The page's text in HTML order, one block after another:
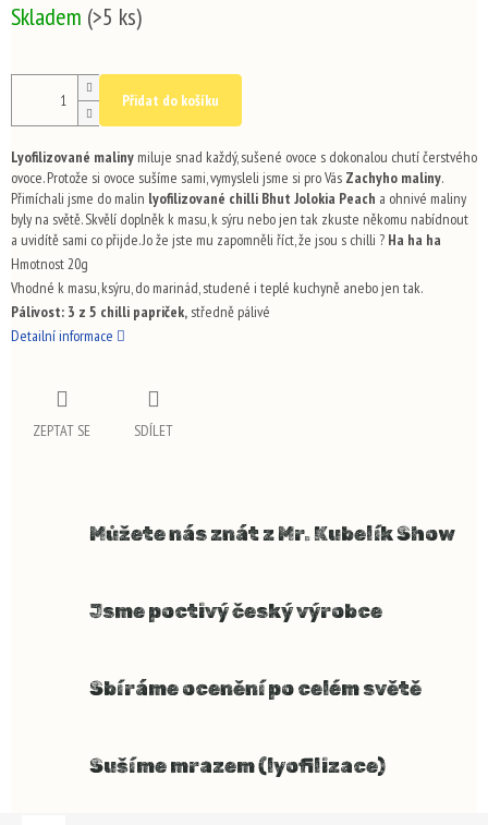
cena:
Skladem (>5 ks)
Přidat do košíku
Lyofilizované maliny miluje snad každý, sušené ovoce s dokonalou chutí čerstvého
ovoce. Protože si ovoce sušíme sami, vymysleli jsme si pro Vás Zachyho maliny
Přimíchali jsme do malin lyofilizované chilli Bhut Jolokia Peach a ohnivé maliny
byly na světě. Skvělí doplněk k masu, k sýru nebo jen tak zkuste někomu nabídnout
a uvidítě sami co přijde. Jo že jste mu zapomněli říct, že jsou s chilli ? Ha ha ha
Hmotnost 20g
Vhodné k masu, ksýru, do marinád, studené i teplé kuchyně anebo jen tak.
Pálivost: 3 z 5 chilli papriček, středně pálivé
Detailní informace
ZEPTAT SE SDÍLET
Můžete nás znát z Mr. Kubelík Show
Jsme poctivý český výrobce
Sbíráme ocenění po celém světě
Sušíme mrazem (lyofilizace)